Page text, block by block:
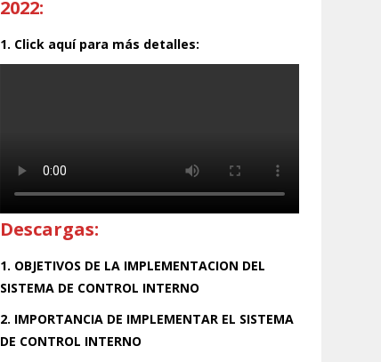
2022:
1. Click aquí para más detalles:
Descargas:
1. OBJETIVOS DE LA IMPLEMENTACION DEL
SISTEMA DE CONTROL INTERNO
2. IMPORTANCIA DE IMPLEMENTAR EL SISTEMA
DE CONTROL INTERNO